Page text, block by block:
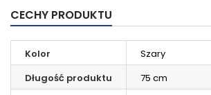
CECHY PRODUKTU
Kolor
Szary
Długość produktu
75 cm